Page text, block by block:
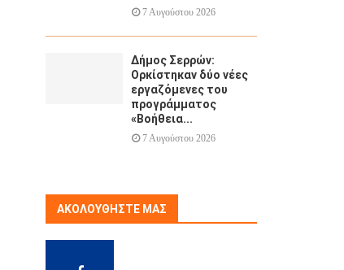
7 Αυγούστου 2026
Δήμος Σερρών:
Ορκίστηκαν δύο νέες
εργαζόμενες του
προγράμματος
«Βοήθεια...
7 Αυγούστου 2026
ΑΚΟΛΟΥΘΉΣΤΕ ΜΑΣ